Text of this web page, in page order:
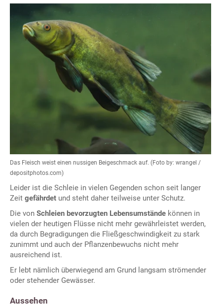
Das Fleisch weist einen nussigen Beigeschmack auf. (Foto by: wrangel /
depositphotos.com)
Leider ist die Schleie in vielen Gegenden schon seit langer
Zeit gefährdet und steht daher teilweise unter Schutz.
Die von Schleien bevorzugten Lebensumstände können in
vielen der heutigen Flüsse nicht mehr gewährleistet werden,
da durch Begradigungen die Fließgeschwindigkeit zu stark
zunimmt und auch der Pflanzenbewuchs nicht mehr
ausreichend ist.
Er lebt nämlich überwiegend am Grund langsam strömender
oder stehender Gewässer.
Aussehen